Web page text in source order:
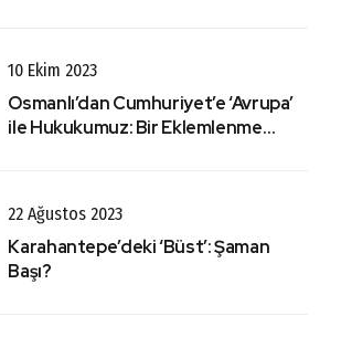
10 Ekim 2023
Osmanlı’dan Cumhuriyet’e ‘Avrupa’
ile Hukukumuz: Bir Eklemlenme
22 Ağustos 2023
Karahantepe’deki ‘Büst’: Şaman
Başı?